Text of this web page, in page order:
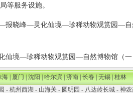
等服务设施。
峰—灵化仙境—珍稀动物观赏园—自
—珍稀动物观赏园—自然博物馆（一日
海|厦门|沈阳|哈尔滨|济南|长春|无锡|桂林
- 杭州西湖 - 山海关- 圆明园 - 八达岭长城- 神农